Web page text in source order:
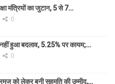
मंत्रियों का जुटान, 5 से 7…
0
हुआ बदलाव, 5.25% पर कायम;…
0
को लेकर बनी सहमति की उम्मीद,…